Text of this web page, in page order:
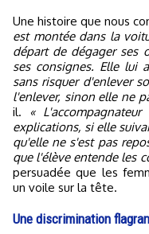
Une histoire que nous
est montée dans la
départ de dégager ses
ses consignes. Elle lui
sans risquer d'enlever
l'enlever, sinon elle ne
il. «
explications, si elle
qu'elle ne s'est pas
que l'élève entende les
persuadée que les
un voile sur la tête.
Une discrimination